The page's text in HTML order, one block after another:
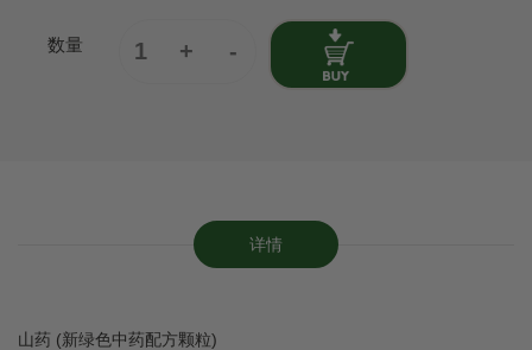
数量
详情
山药 (新绿色中药配方颗粒)